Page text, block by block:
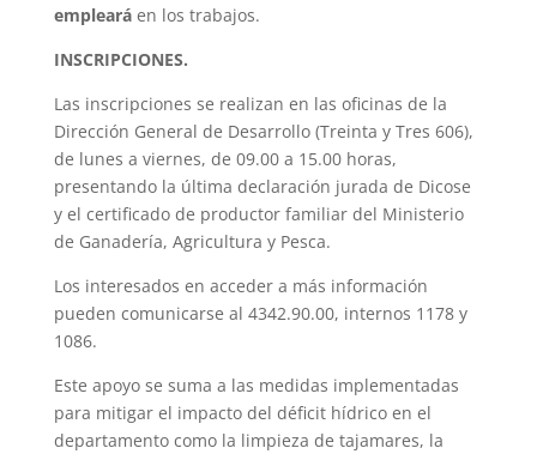
emplearáen los trabajos.
INSCRIPCIONES.
Las inscripciones se realizan en las oficinas de la
Dirección General de Desarrollo (Treinta y Tres 606),
de lunes a viernes, de 09.00 a 15.00 horas,
presentando la última declaración jurada de Dicose
y el certificado de productor familiar del Ministerio
de Ganadería, Agricultura y Pesca.
Los interesados en acceder a más información
pueden comunicarse al 4342.90.00, internos 1178 y
1086.
Este apoyo se suma a las medidas implementadas
para mitigar el impacto del déficit hídrico en el
departamento como la limpieza de tajamares, la